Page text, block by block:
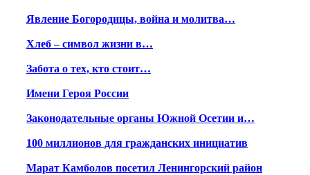
Явление Богородицы, война и молитва…
Хлеб – символ жизни в…
Забота о тех, кто стоит…
Имени Героя России
Законодательные органы Южной Осетии и…
100 миллионов для гражданских инициатив
Марат Камболов посетил Ленингорский район